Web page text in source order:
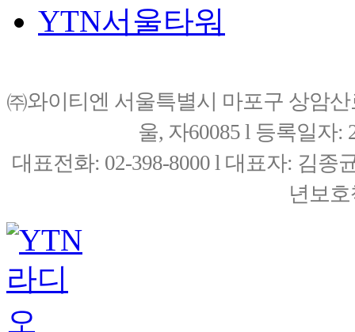
YTN서울타워
㈜와이티엔 서울특별시 마포구 상암
울, 자60085 l 등록일자:
대표전화: 02-398-8000 l 대표자: 김종
년보